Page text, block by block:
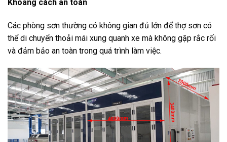
Khoang cách an toàn
Các phòng sơn thường có không gian đủ lớn để thợ sơn có
thể di chuyển thoải mái xung quanh xe mà không gặp rắc rối
và đảm bảo an toàn trong quá trình làm việc.